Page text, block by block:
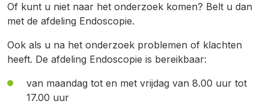
Of kunt u niet naar het onderzoek komen? Belt u dan
met de afdeling Endoscopie.
Ook als u na het onderzoek problemen of klachten
heeft. De afdeling Endoscopie is bereikbaar:
van maandag tot en met vrijdag van 8.00 uur tot
17.00 uur